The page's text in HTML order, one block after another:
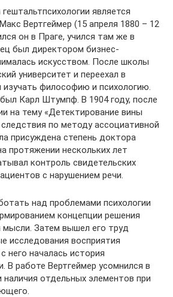
является
Вертгеймер (15 апреля 1880 – 12
он в Праге, учился там же в
был директором бизнес-
искусством. После школы
университет и переехал в
философию и психологию.
Карл Штумпф. В 1904 году, после
на тему «Детектирование вины
по методу ассоциативной
присуждена степень доктора
протяжении нескольких лет
контроль свидетельских
с нарушением речи.
над проблемами психологии
концепции решения
мысли. Затем вышел его труд
исследования восприятия
него началась история
В работе Вертгеймер усомнился в
отдельных элементов при